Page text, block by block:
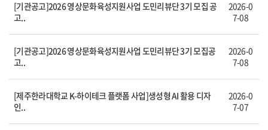
[기관공고]2026 영상문화육성지원사업 도민리뷰단 3기 모집 공
고..
2026-0
7-08
[기관공고]2026 영상문화육성지원사업 도민리뷰단 3기 모집공
고..
2026-0
7-08
[제주한라대학교 K-하이테크 플랫폼 사업]생성형 AI 활용 디자
인..
2026-0
7-07